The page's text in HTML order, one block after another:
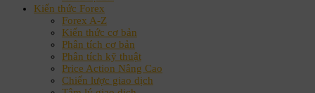
Kiến thức Forex
Forex A-Z
Kiến thức cơ bản
Phân tích cơ bản
Phân tích kỹ thuật
Price Action Nâng Cao
Chiến lược giao dịch